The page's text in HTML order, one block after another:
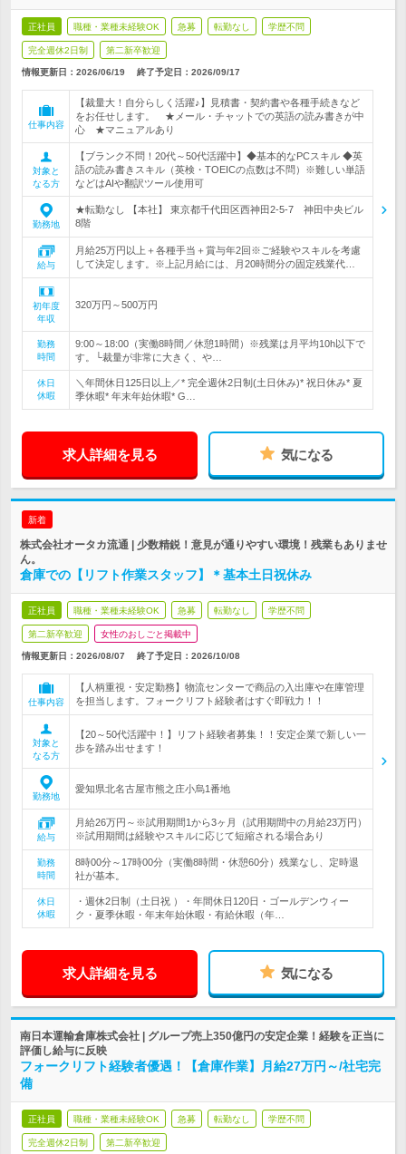
正社員 職種・業種未経験OK 急募 転勤なし 学歴不問
完全週休2日制 第二新卒歓迎
情報更新日：2026/06/19 終了予定日： 2026/09/17
仕事内容
【裁量大！自分らしく活躍♪】見積書・契約書や各種手続きなど
をお任せします。 ★メール・チャットでの英語の読み書きが中
心 ★マニュアルあり
対象と
なる方
【ブランク不問！20代～50代活躍中】◆基本的なPCスキル ◆英
語の読み書きスキル（英検・TOEICの点数は不問）※難しい単語
などはAIや翻訳ツール使用可
勤務地
★転勤なし 【本社】 東京都千代田区西神田2-5-7 神田中央ビル
8階
給与
月給25万円以上＋各種手当＋賞与年2回※ご経験やスキルを考慮
して決定します。※上記月給には、月20時間分の固定残業代…
初年度
年収
320万円～500万円
勤務
時間
9:00～18:00（実働8時間／休憩1時間）※残業は月平均10h以下で
す。└裁量が非常に大きく、や…
休日
休暇
＼年間休日125日以上／* 完全週休2日制(土日休み)* 祝日休み* 夏
季休暇* 年末年始休暇* G…
求人詳細を見る 気になる
新着
株式会社オータカ流通 | 少数精鋭！意見が通りやすい環境！残業もありませ
ん。
倉庫での【リフト作業スタッフ】＊基本土日祝休み
正社員 職種・業種未経験OK 急募 転勤なし 学歴不問
第二新卒歓迎 女性のおしごと掲載中
情報更新日：2026/08/07 終了予定日： 2026/10/08
仕事内容
【人柄重視・安定勤務】物流センターで商品の入出庫や在庫管理
を担当します。フォークリフト経験者はすぐ即戦力！！
対象と
なる方
【20～50代活躍中！】リフト経験者募集！！安定企業で新しい一
歩を踏み出せます！
勤務地
愛知県北名古屋市熊之庄小烏1番地
給与
月給26万円～※試用期間1から3ヶ月（試用期間中の月給23万円）
※試用期間は経験やスキルに応じて短縮される場合あり
勤務
時間
8時00分～17時00分（実働8時間・休憩60分）残業なし、定時退
社が基本。
休日
休暇
・週休2日制（土日祝 ）・年間休日120日・ゴールデンウィー
ク・夏季休暇・年末年始休暇・有給休暇（年…
求人詳細を見る 気になる
南日本運輸倉庫株式会社 | グループ売上350億円の安定企業！経験を正当に
評価し給与に反映
フォークリフト経験者優遇！【倉庫作業】月給27万円～/社宅完
備
正社員 職種・業種未経験OK 急募 転勤なし 学歴不問
完全週休2日制 第二新卒歓迎